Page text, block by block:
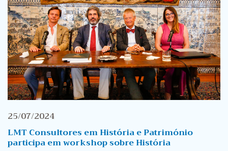
25/07/2024
LMT Consultores em História e Património
participa em workshop sobre História